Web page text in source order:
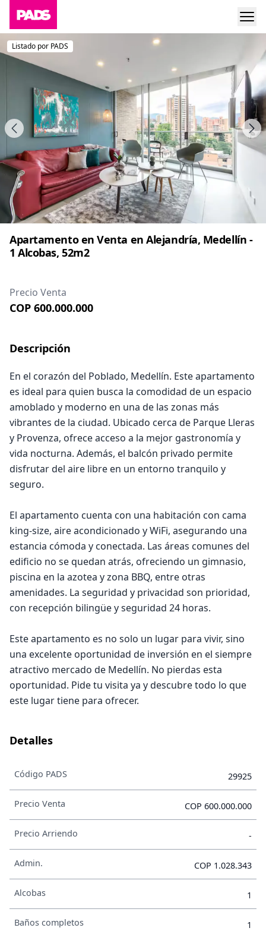
Listado por PADS
Apartamento en Venta en Alejandría, Medellín -
1 Alcobas, 52m2
Precio Venta
COP 600.000.000
Descripción
En el corazón del Poblado, Medellín. Este apartamento
es ideal para quien busca la comodidad de un espacio
amoblado y moderno en una de las zonas más
vibrantes de la ciudad. Ubicado cerca de Parque Lleras
y Provenza, ofrece acceso a la mejor gastronomía y
vida nocturna. Además, el balcón privado permite
disfrutar del aire libre en un entorno tranquilo y
seguro.
El apartamento cuenta con una habitación con cama
king-size, aire acondicionado y WiFi, asegurando una
estancia cómoda y conectada. Las áreas comunes del
edificio no se quedan atrás, ofreciendo un gimnasio,
piscina en la azotea y zona BBQ, entre otras
amenidades. La seguridad y privacidad son prioridad,
con recepción bilingüe y seguridad 24 horas.
Este apartamento es no solo un lugar para vivir, sino
una excelente oportunidad de inversión en el siempre
atractivo mercado de Medellín. No pierdas esta
oportunidad. Pide tu visita ya y descubre todo lo que
este lugar tiene para ofrecer.
Detalles
Código PADS 29925
Precio Venta COP 600.000.000
Precio Arriendo -
Admin. COP 1.028.343
Alcobas 1
Baños completos 1